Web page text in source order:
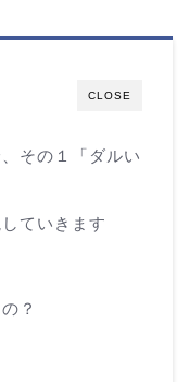
CLOSE
その１「ダルい
ていきます
？